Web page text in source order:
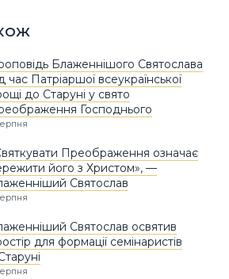
Блаженнішого Святослава
час Патріаршої всеукраїнської
до Старуні у свято
Господнього
Преображення означає
його з Христом», —
Святослав
Святослав освятив
для формації семінаристів